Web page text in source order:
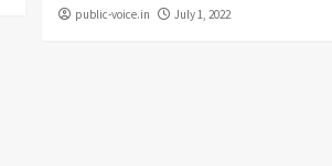
public-voice.in July 1, 2022